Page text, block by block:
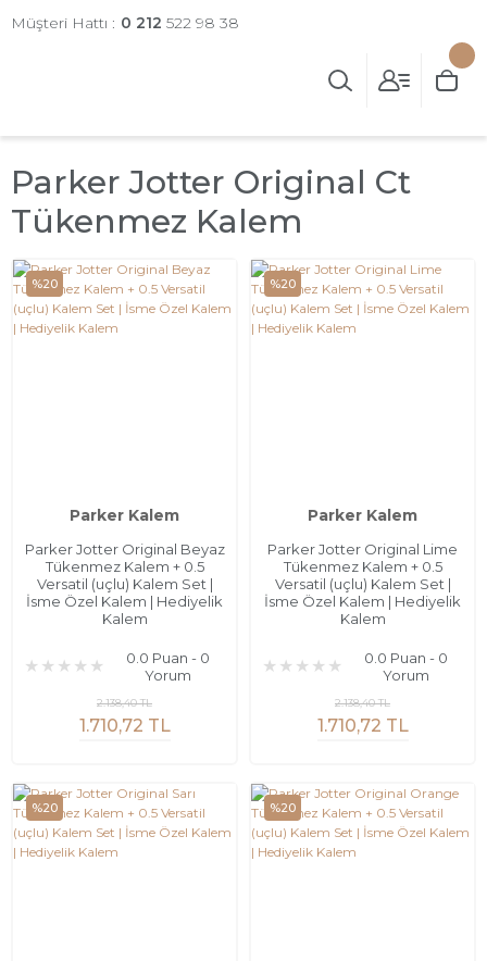
Müşteri Hattı : 0 212 522 98 38
Parker Jotter Original Ct
Tükenmez Kalem
%20
Parker Kalem
Parker Jotter Original Beyaz
Tükenmez Kalem + 0.5
Versatil (uçlu) Kalem Set |
İsme Özel Kalem | Hediyelik
Kalem
0.0 Puan - 0
Yorum
1.710,72 TL
2.138,40 TL
%20
Parker Kalem
Parker Jotter Original Lime
Tükenmez Kalem + 0.5
Versatil (uçlu) Kalem Set |
İsme Özel Kalem | Hediyelik
Kalem
0.0 Puan - 0
Yorum
1.710,72 TL
2.138,40 TL
%20 %20